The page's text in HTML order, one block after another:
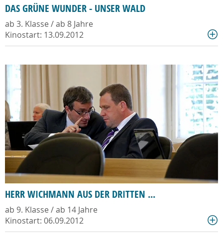
DAS GRÜNE WUNDER - UNSER WALD
ab 3. Klasse / ab 8 Jahre
Kinostart: 13.09.2012
HERR WICHMANN AUS DER DRITTEN ...
ab 9. Klasse / ab 14 Jahre
Kinostart: 06.09.2012